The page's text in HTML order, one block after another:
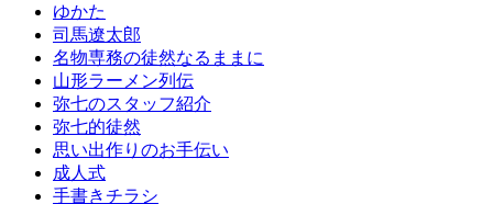
ゆかた
司馬遼太郎
名物専務の徒然なるままに
山形ラーメン列伝
弥七のスタッフ紹介
弥七的徒然
思い出作りのお手伝い
成人式
手書きチラシ